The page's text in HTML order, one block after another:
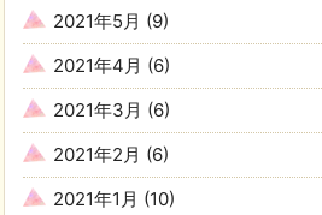
2021年5月 (9)
2021年4月 (6)
2021年3月 (6)
2021年2月 (6)
2021年1月 (10)